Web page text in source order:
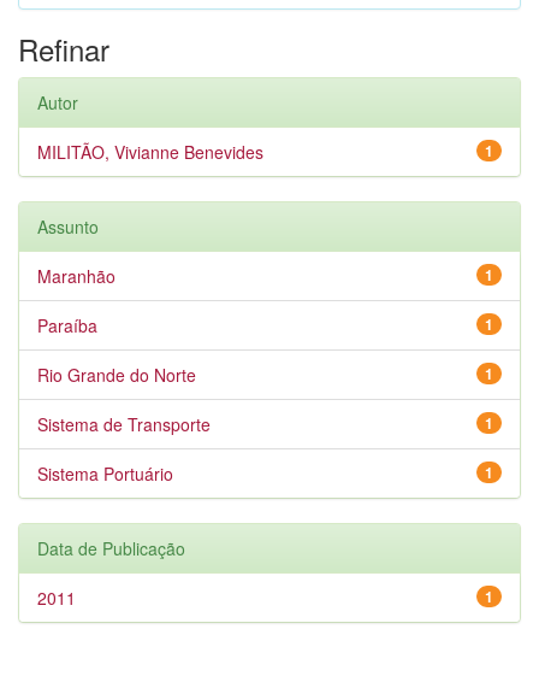
Refinar
Autor
1
MILITÃO, Vivianne Benevides
Assunto
1
Maranhão
1
Paraíba
1
Rio Grande do Norte
1
Sistema de Transporte
1
Sistema Portuário
Data de Publicação
1
2011